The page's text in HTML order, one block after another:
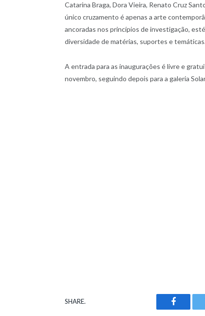
Catarina Braga, Dora Vieira, Renato Cruz
único cruzamento é apenas a arte
ancoradas nos princípios de investigação,
diversidade de matérias, suportes e
A entrada para as inaugurações é livre e
novembro, seguindo depois para a galeria
SHARE.